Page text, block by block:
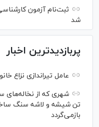
ثبت‌نام آزمون
شد
پربازدیدترین اخبار
عامل تیراندازی نزاع
تن شیشه و لاشه سنگ
بازمی‌گردد